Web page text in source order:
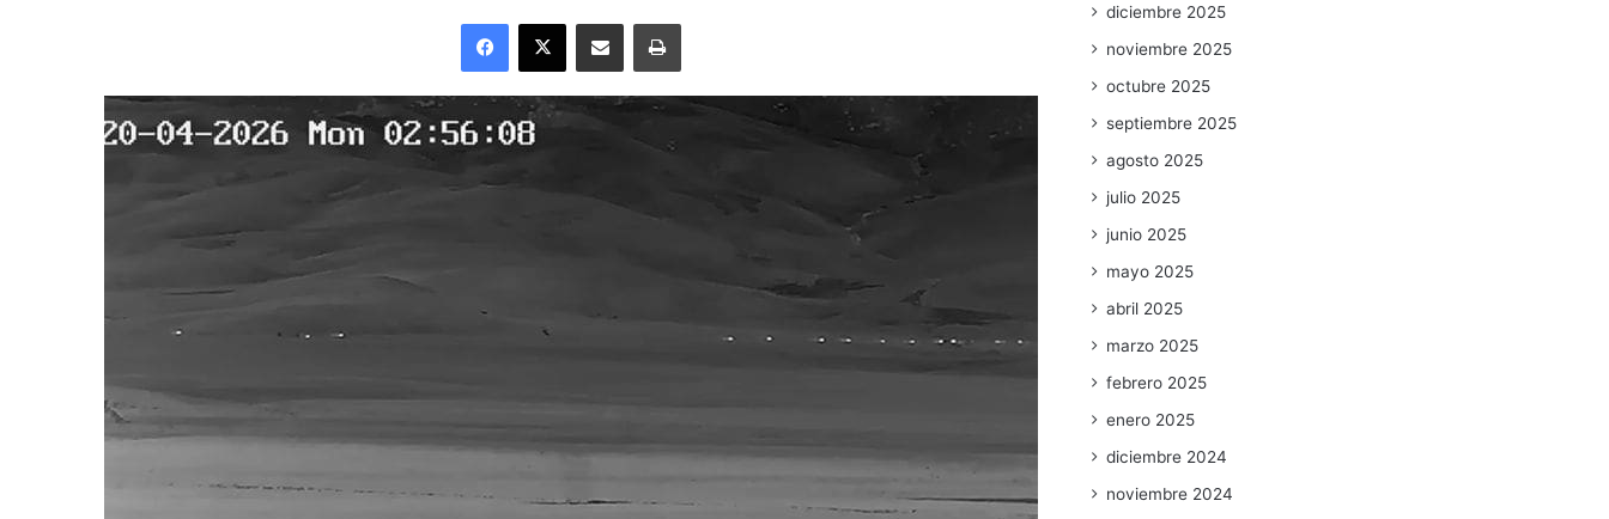
Facebook
X Enviar vía email Imprimir
diciembre 2025
noviembre 2025
octubre 2025
septiembre 2025
agosto 2025
julio 2025
junio 2025
mayo 2025
abril 2025
marzo 2025
febrero 2025
enero 2025
diciembre 2024
noviembre 2024